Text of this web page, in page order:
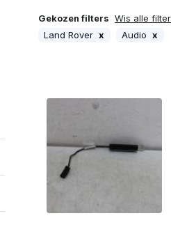
Gekozen filters Wis alle
Land Rover x Audio x